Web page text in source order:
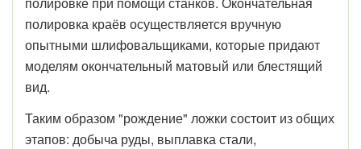
полировка краёв осуществляется вручную
опытными шлифовальщиками, которые придают
моделям окончательный матовый или блестящий
вид.
Таким образом "рождение" ложки состоит из общих
этапов: добыча руды, выплавка стали,